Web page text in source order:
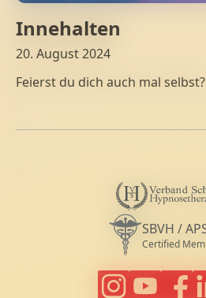
Innehalten
20. August 2024
Feierst du dich auch mal selbst?
V
s
Diplomierte
SBVH /
Certified